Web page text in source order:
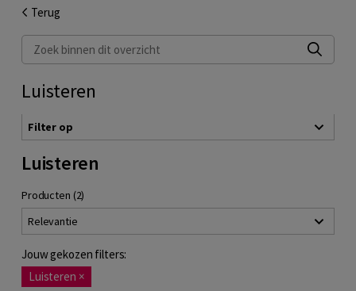
Terug
Zoek binnen dit overzicht
Luisteren
Filter op
Luisteren
Producten (2)
Relevantie
Jouw gekozen filters:
Luisteren ×